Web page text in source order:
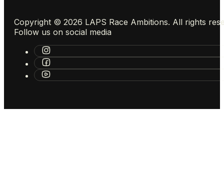
Copyright © 2026 LAPS Race Ambitions. All rights
Follow us on social media